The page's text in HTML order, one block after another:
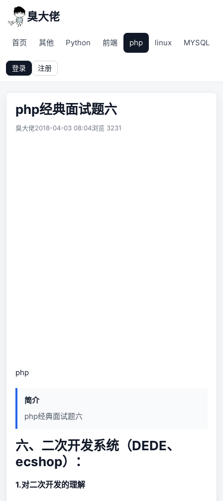
臭大佬
首页 其他 Python 前端 php linux MYSQL
登录 注册
php经典面试题六
臭大佬2018-04-03 08:04浏览 3231
php
简介
php经典面试题六
六、二次开发系统（DEDE、
ecshop）：
1.对二次开发的理解